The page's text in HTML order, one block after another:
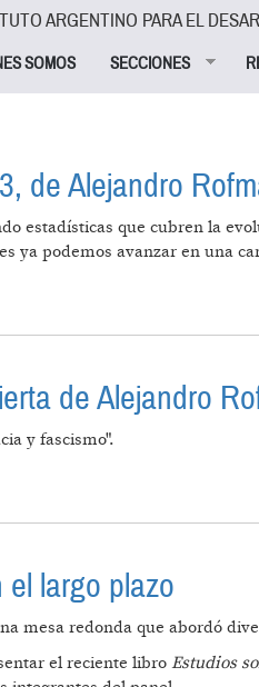
ARGENTINO PARA EL
SOMOS SECCIONES
de Alejandro
estadísticas que cubren la
ya podemos avanzar en una
de Alejandro
y fascismo".
largo plazo
mesa redonda que abordó
el reciente libro Estudios